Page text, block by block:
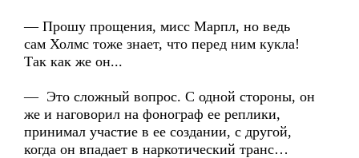
— Прошу прощения, мисс Марпл, но ведь
сам Холмс тоже знает, что перед ним кукла!
Так как же он...
— Это сложный вопрос. С одной стороны, он
же и наговорил на фонограф ее реплики,
принимал участие в ее создании, с другой,
когда он впадает в наркотический транс…